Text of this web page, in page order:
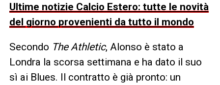
Ultime notizie Calcio Estero: tutte le novità
del giorno provenienti da tutto il mondo
Secondo The Athletic, Alonso è stato a
Londra la scorsa settimana e ha dato il suo
sì ai Blues. Il contratto è già pronto: un